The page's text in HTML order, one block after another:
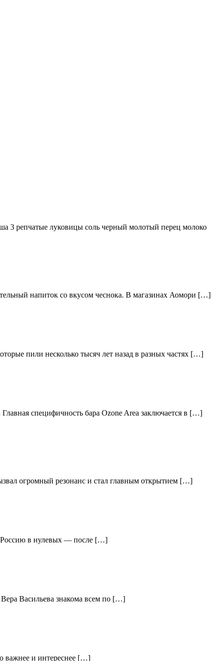
3 репчатые луковицы соль черный молотый перец молоко
напиток со вкусом чеснока. В магазинах Аомори […]
пили несколько тысяч лет назад в разных частях […]
специфичность бара Ozone Area заключается в […]
огромный резонанс и стал главным открытием […]
Россию в нулевых — после […]
Васильева знакома всем по […]
важнее и интереснее […]